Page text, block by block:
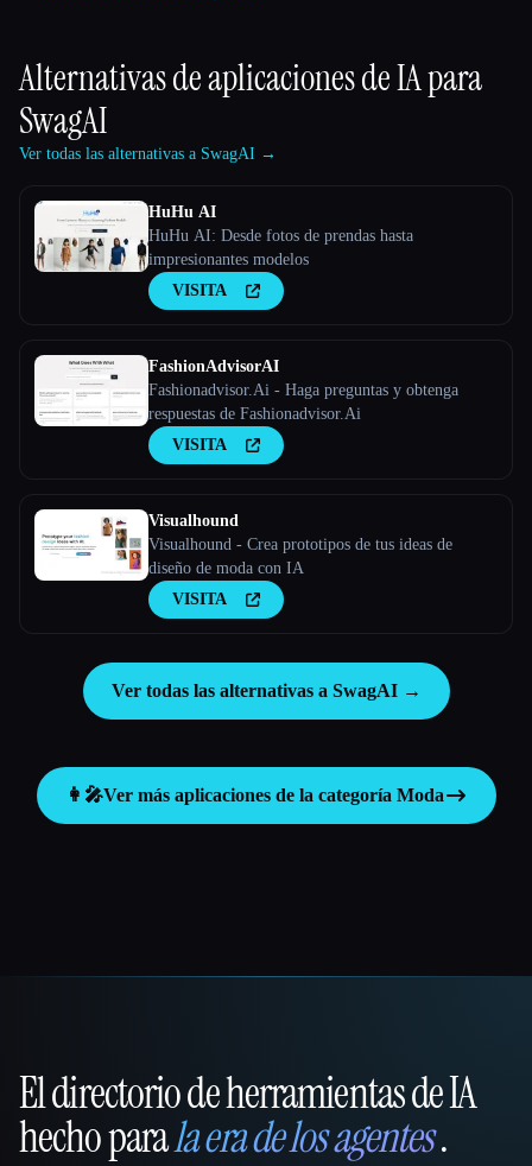
Alternativas de aplicaciones de IA para
SwagAI
Ver todas las alternativas a SwagAI →
HuHu AI
HuHu AI: Desde fotos de prendas hasta
impresionantes modelos
VISITA
FashionAdvisorAI
Fashionadvisor.Ai - Haga preguntas y obtenga
respuestas de Fashionadvisor.Ai
VISITA
Visualhound
Visualhound - Crea prototipos de tus ideas de
diseño de moda con IA
VISITA
Ver todas las alternativas a SwagAI →
👩‍🎤Ver más aplicaciones de la categoría Moda
That AI Collection
El directorio de herramientas de IA
hecho parala era de los agentes.